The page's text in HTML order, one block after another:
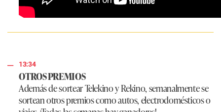
13:34
OTROS PREMIOS
Además de sortear Telekino y Rekino, semanalmente se
sortean otros premios como autos, electrodomésticos o